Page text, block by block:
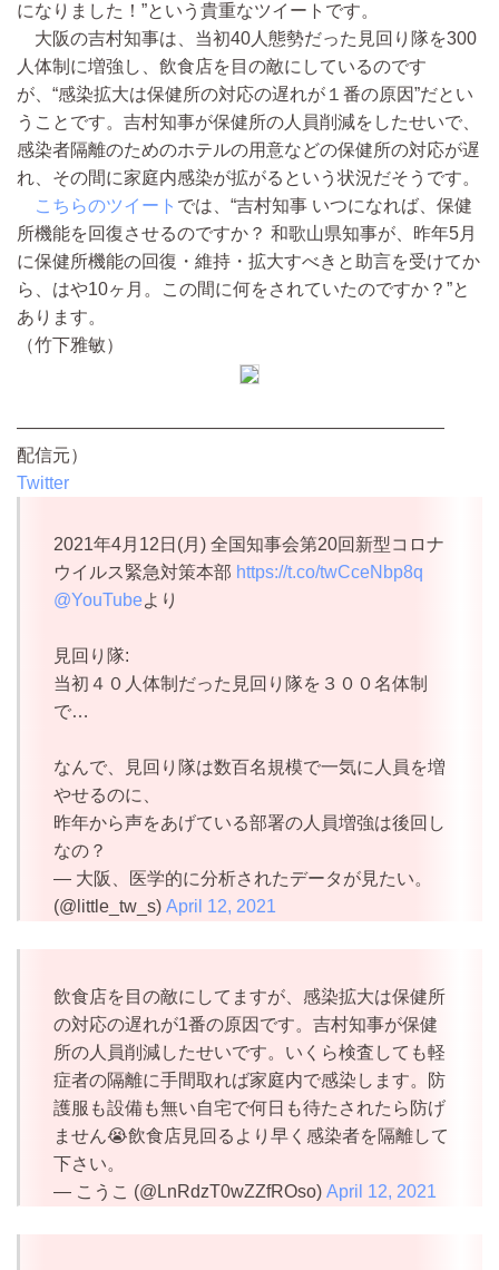
になりました！”という貴重なツイートです。
大阪の吉村知事は、当初40人態勢だった見回り隊を300
人体制に増強し、飲食店を目の敵にしているのです
が、“感染拡大は保健所の対応の遅れが１番の原因”だとい
うことです。吉村知事が保健所の人員削減をしたせいで、
感染者隔離のためのホテルの用意などの保健所の対応が遅
れ、その間に家庭内感染が拡がるという状況だそうです。
こちらのツイート では、“吉村知事 いつになれば、保健
所機能を回復させるのですか？ 和歌山県知事が、昨年5月
に保健所機能の回復・維持・拡大すべきと助言を受けてか
ら、はや10ヶ月。この間に何をされていたのですか？”と
あります。
（竹下雅敏）
————————————————————————
配信元）
Twitter
2021年4月12日(月) 全国知事会第20回新型コロナ
ウイルス緊急対策本部 https://t.co/twCceNbp8q
@YouTubeより
見回り隊:
当初４０人体制だった見回り隊を３００名体制
で…
なんで、見回り隊は数百名規模で一気に人員を増
やせるのに、
昨年から声をあげている部署の人員増強は後回し
なの？
— 大阪、医学的に分析されたデータが見たい。
(@little_tw_s) April 12, 2021
飲食店を目の敵にしてますが、感染拡大は保健所
の対応の遅れが1番の原因です。吉村知事が保健
所の人員削減したせいです。いくら検査しても軽
症者の隔離に手間取れば家庭内で感染します。防
護服も設備も無い自宅で何日も待たされたら防げ
ません😭飲食店見回るより早く感染者を隔離して
下さい。
— こうこ (@LnRdzT0wZZfROso) April 12, 2021